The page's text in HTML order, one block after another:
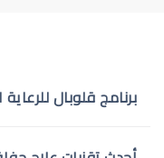
برنامج قلوبال للرعاية